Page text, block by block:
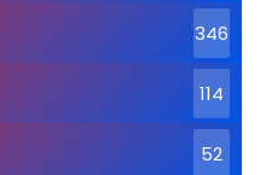
346
114
52